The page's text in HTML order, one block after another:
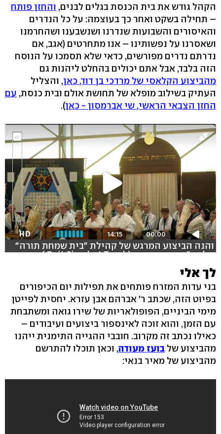
הקהל גודש את בית הכנסת בגלים לבנים, והחזן פותח
– תחילה בשקט ואחר כך בעוצמה: על כל הנדרים
והאיסורים והשבועות שנדרנו ושנשבענו ושהחרמנו
ושאסרנו על נפשותינו – אנו מתחרטים (אגב, אם
נדרתם נדרים מפורשים, כדאי שלא תסמכו על הנוסח
הזה בלבד, אבל אתם יכולים בהחלט ליהנות גם
מהביצוע הקלאסי של מרדכי בן דוד, כאן, והצליל
העתיק בשילוב מופלא של תחושת אולם ובית כנסת, עם
החזן הצבאי הראשי, שי אברמסון - כאן).
00:00
14:15
HD
והנה הביצוע המרגש של קהילת "בית שמחת תורה"
הלהט"בית בניו-יורק (Beit Simchat Torah )
לך אלי
בני עדות המזרח פותחים את תפילות יום הכיפורים
בפיוט הזה, שכתב ר' אברהם אבן עזרא. יחסית לפייטן
מימי הביניים, הפופולאריות של שירו גואה ומשתבחת
עם הזמן, והוא זוכה לאינספור ביצועים ועיבודים –
כאילו נכתב זה מקרוב. חובבי ההגייה התימנית ייהנו
מהביצוע של בועז מעודה, וכאן תוכלו להתרשם
מהביצוע של מאיר בנאי: